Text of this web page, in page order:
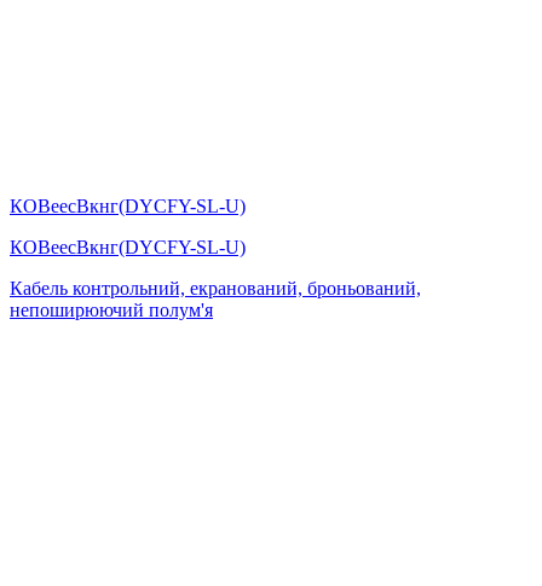
КОВеесВкнг(DYСFY-SL-U)
КОВеесВкнг(DYСFY-SL-U)
Кабель контрольний, екранований, броньований,
непоширюючий полум'я